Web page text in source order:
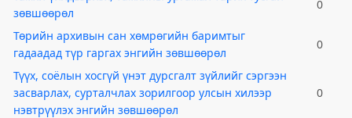
зөвшөөрөл
0
Төрийн архивын сан хөмрөгийн баримтыг
гадаадад түр гаргах энгийн зөвшөөрөл
0
Түүх, соёлын хосгүй үнэт дурсгалт зүйлийг сэргээн
засварлах, сурталчлах зорилгоор улсын хилээр
нэвтрүүлэх энгийн зөвшөөрөл
0